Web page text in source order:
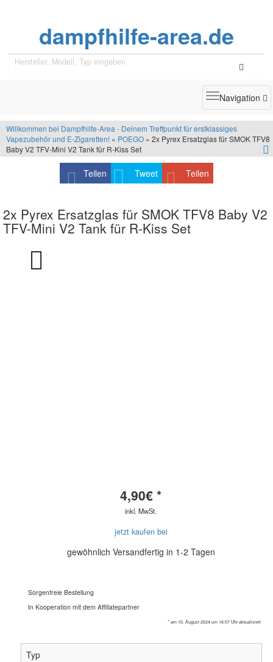
dampfhilfe-area.de
Toggle
Navigation
Willkommen bei Dampfhilfe-Area - Deinem Treffpunkt für erstklassiges
Vapezubehör und E-Zigaretten! » POEGO » 2x Pyrex Ersatzglas für SMOK TFV8
Baby V2 TFV-Mini V2 Tank für R-Kiss Set
Teilen Tweet Teilen
2x Pyrex Ersatzglas für SMOK TFV8 Baby V2
TFV-Mini V2 Tank für R-Kiss Set
4,90€ *
inkl. MwSt.
jetzt kaufen bei
gewöhnlich Versandfertig in 1-2 Tagen
Sorgenfreie Bestellung
In Kooperation mit dem Affiliatepartner
* am 10. August 2024 um 16:57 Uhr aktualisiert
Typ